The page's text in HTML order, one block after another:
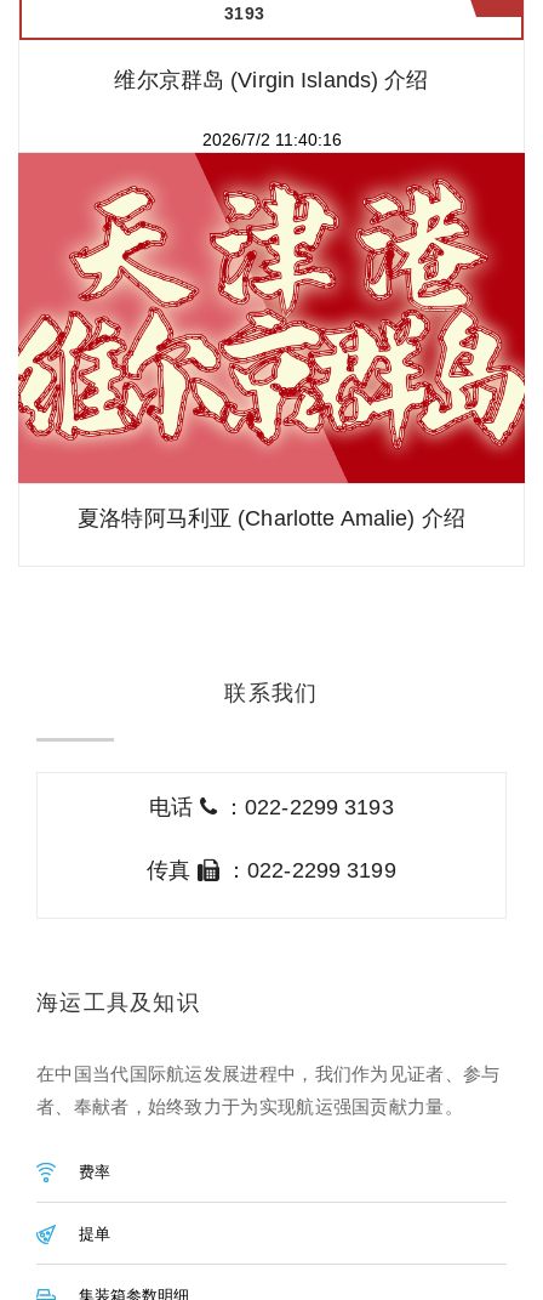
3193
维尔京群岛 (Virgin Islands) 介绍
2026/7/2 11:40:16
夏洛特阿马利亚 (Charlotte Amalie) 介绍
联系我们
电话 ：022-2299 3193
传真 ：022-2299 3199
海运工具及知识
在中国当代国际航运发展进程中，我们作为见证者、参与
者、奉献者，始终致力于为实现航运强国贡献力量。
费率
提单
集装箱参数明细